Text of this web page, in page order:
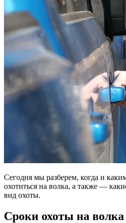
Сегодня мы разберем, когда и
охотиться на волка, а также —
вид охоты.
Сроки охоты на волка